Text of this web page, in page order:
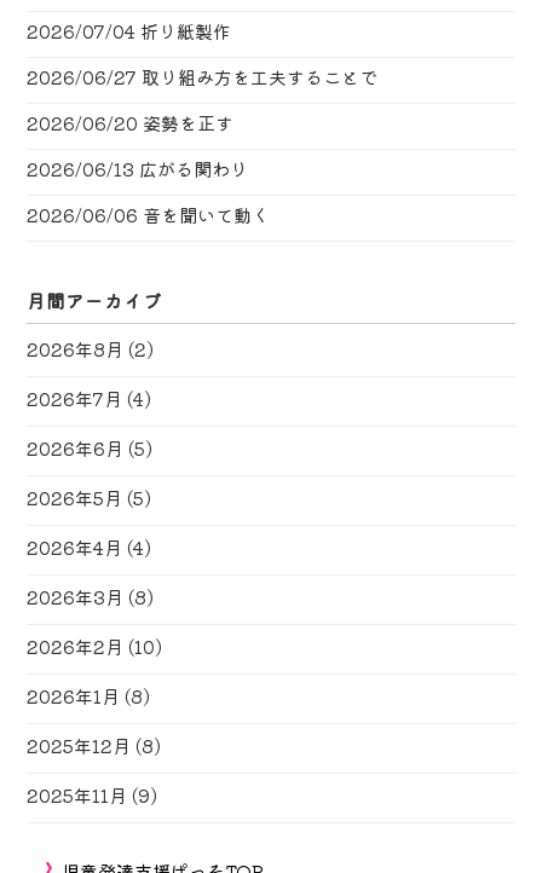
2026/07/04 折り紙製作
2026/06/27 取り組み方を工夫することで
2026/06/20 姿勢を正す
2026/06/13 広がる関わり
2026/06/06 音を聞いて動く
月間アーカイブ
2026年8月 (2)
2026年7月 (4)
2026年6月 (5)
2026年5月 (5)
2026年4月 (4)
2026年3月 (8)
2026年2月 (10)
2026年1月 (8)
2025年12月 (8)
2025年11月 (9)